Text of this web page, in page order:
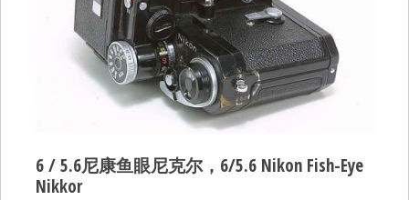
6 / 5.6尼康鱼眼尼克尔，6/5.6 Nikon Fish-Eye
Nikkor